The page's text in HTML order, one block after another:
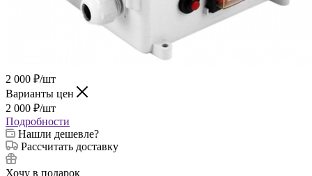
2 000 ₽/шт
Варианты цен
2 000 ₽/шт
Подробности
Нашли дешевле?
Рассчитать доставку
Хочу в подарок